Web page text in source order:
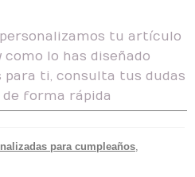
tu artículo
lo has diseñado
para ti, consulta tus dudas
forma rápida
para cumpleaños,